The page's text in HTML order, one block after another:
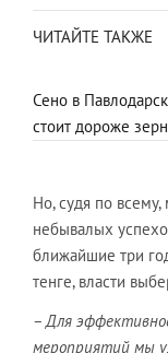
ЧИТАЙТЕ ТАКЖЕ
Сено в
стоит дороже
Но, судя по
небывалых
ближайшие три
тенге, власти
– Для
мероприятий мы